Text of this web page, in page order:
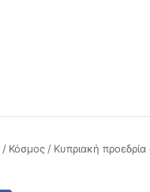
/ Κόσμος / Κυπριακή